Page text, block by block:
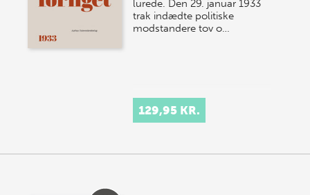
lurede. Den 29. januar 1933
trak indædte politiske
modstandere tov o…
129,95 KR.